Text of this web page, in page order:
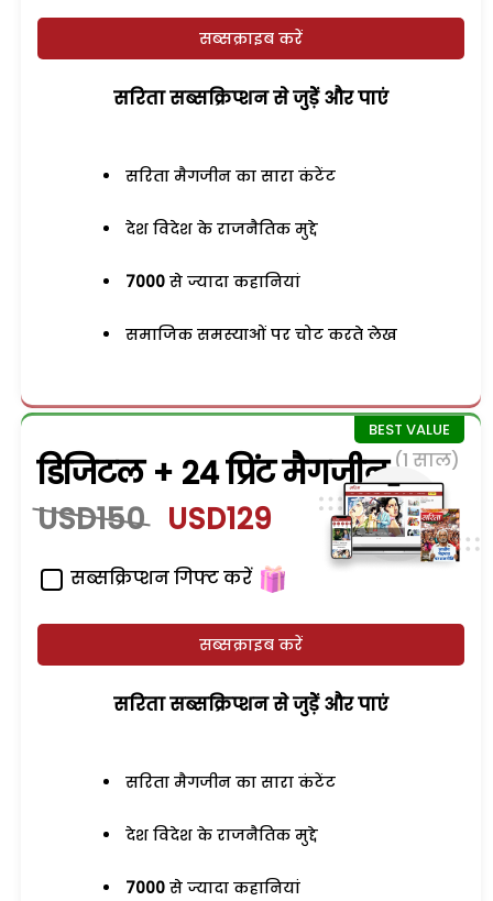
सब्सक्राइब करें
सरिता सब्सक्रिप्शन से जुड़ेें और पाएं
सरिता मैगजीन का सारा कंटेंट
देश विदेश के राजनैतिक मुद्दे
7000 से ज्यादा कहानियां
समाजिक समस्याओं पर चोट करते लेख
डिजिटल + 24 प्रिंट मैगजीन (1 साल)
USD150 USD129
सब्सक्रिप्शन गिफ्ट करें
सब्सक्राइब करें
सरिता सब्सक्रिप्शन से जुड़ेें और पाएं
सरिता मैगजीन का सारा कंटेंट
देश विदेश के राजनैतिक मुद्दे
7000 से ज्यादा कहानियां